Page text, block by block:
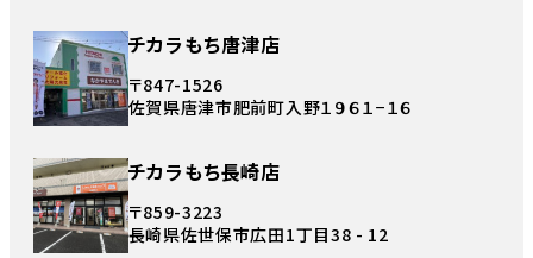
チカラもち唐津店
〒847-1526
佐賀県唐津市肥前町入野１９６１−１６
チカラもち長崎店
〒859-3223
長崎県佐世保市広田1丁目38 - 12